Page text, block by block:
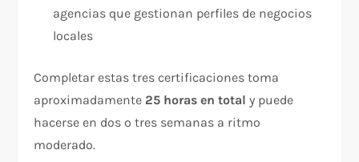
agencias que gestionan perfiles de negocios
locales
Completar estas tres certificaciones toma
aproximadamente 25 horas en total y puede
hacerse en dos o tres semanas a ritmo
moderado.